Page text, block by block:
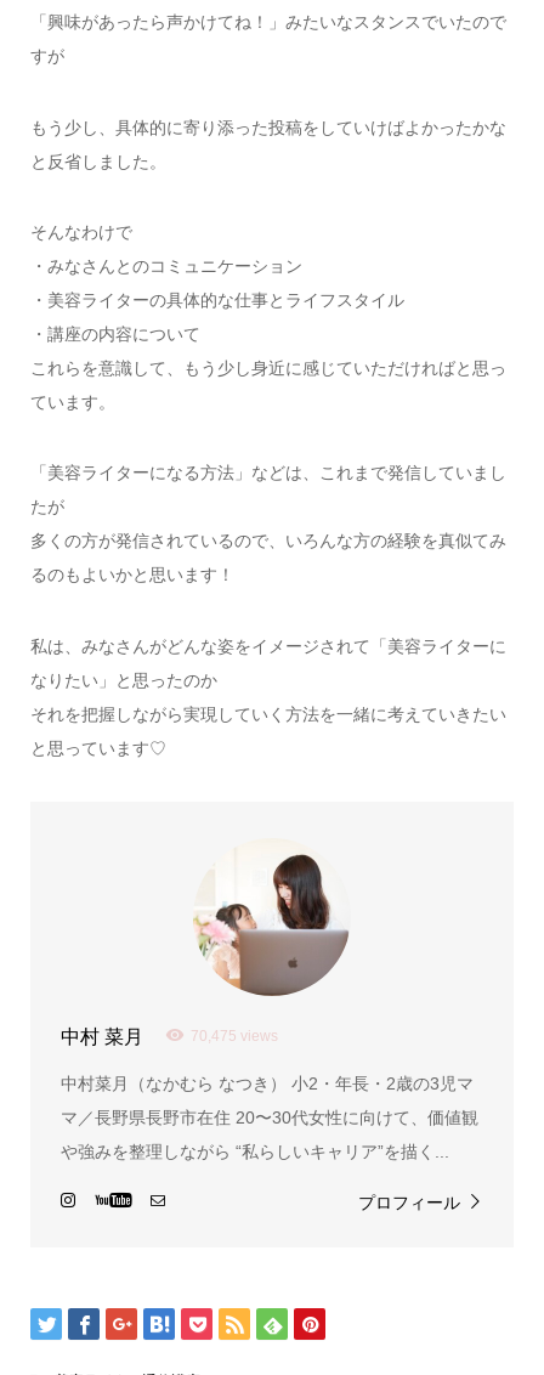
「興味があったら声かけてね！」みたいなスタンスでいたので
すが
もう少し、具体的に寄り添った投稿をしていけばよかったかな
と反省しました。
そんなわけで
・みなさんとのコミュニケーション
・美容ライターの具体的な仕事とライフスタイル
・講座の内容について
これらを意識して、もう少し身近に感じていただければと思っ
ています。
「美容ライターになる方法」などは、これまで発信していまし
たが
多くの方が発信されているので、いろんな方の経験を真似てみ
るのもよいかと思います！
私は、みなさんがどんな姿をイメージされて「美容ライターに
なりたい」と思ったのか
それを把握しながら実現していく方法を一緒に考えていきたい
と思っています♡
中村 菜月 70,475 views
中村菜月（なかむら なつき） 小2・年長・2歳の3児マ
マ／長野県長野市在住 20〜30代女性に向けて、価値観
や強みを整理しながら “私らしいキャリア”を描く...
プロフィール